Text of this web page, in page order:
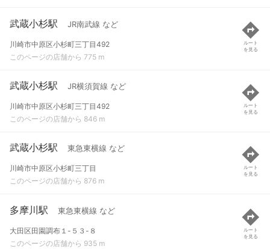
武蔵小杉駅 JR南武線 など
川崎市中原区小杉町三丁目492
このページの店舗から 775 m
ルート
を見る
武蔵小杉駅 JR横須賀線 など
川崎市中原区小杉町三丁目492
このページの店舗から 846 m
ルート
を見る
武蔵小杉駅 東急東横線 など
川崎市中原区小杉町三丁目
このページの店舗から 876 m
ルート
を見る
多摩川駅 東急東横線 など
大田区田園調布１-５３-８
このページの店舗から 935 m
ルート
を見る